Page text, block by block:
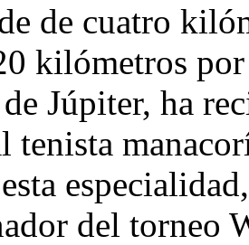
de cuatro
kilómetros
Júpiter, ha
tenista
del torneo